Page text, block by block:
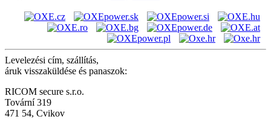
Levelezési cím, szállítás,
áruk visszaküldése és panaszok:
RICOM secure s.r.o.
Tovární 319
471 54, Cvikov